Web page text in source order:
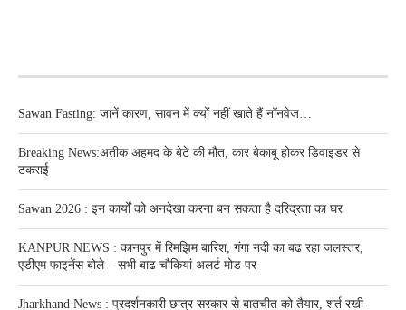
Sawan Fasting: जानें कारण, सावन में क्यों नहीं खाते हैं नॉनवेज…
Breaking News:अतीक अहमद के बेटे की मौत, कार बेकाबू होकर डिवाइडर से
टकराई
Sawan 2026 : इन कार्यों को अनदेखा करना बन सकता है दरिद्रता का घर
KANPUR NEWS : कानपुर में रिमझिम बारिश, गंगा नदी का बढ रहा जलस्तर,
एडीएम फाइनेंस बोले – सभी बाढ चौकियां अलर्ट मोड पर
Jharkhand News : प्रदर्शनकारी छात्र सरकार से बातचीत को तैयार, शर्त रखी-